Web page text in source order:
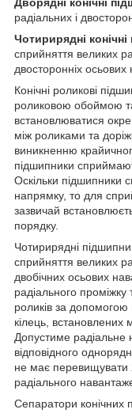
радіальних і
Чотирирядні
сприйняття великих
двосторонніх осьових
Конічні роликові
роликовою обоймою
встановлюватися
між роликами та
виникненню
підшипники
Оскільки підшипники
напрямку, то для
зазвичай
порядку.
Чотирирядні
сприйняття великих
двобічних осьових
радіального проміжку
роликів за
кілець, встановлених
Допустиме радіальне
відповідного
не має перевищувати
радіального
Сепаратори конічних